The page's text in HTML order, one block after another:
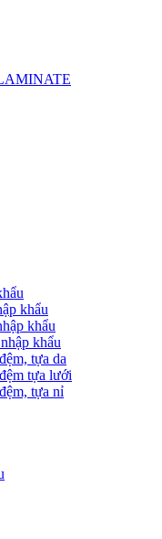
khẩu
khẩu
khẩu
tựa da
tựa lưới
tựa nỉ